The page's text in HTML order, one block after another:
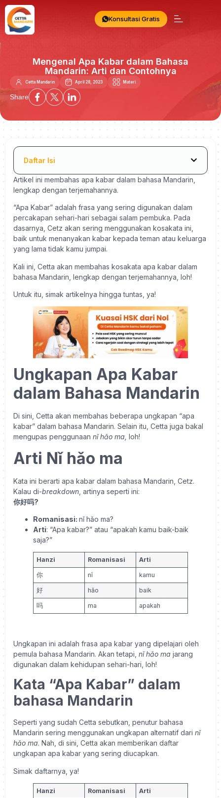
Konsultasi Gratis
Mengenal Apa Kabar dalam Bahasa
Mandarin: Arti dan Contohnya
Cetta Mandarin April 28, 2023 Materi
Share
Daftar Isi
Artikel ini membahas apa kabar dalam bahasa Mandarin,
lengkap dengan terjemahannya.
“Apa Kabar” adalah frasa yang sering digunakan dalam
percakapan sehari-hari sebagai salam pembuka. Pada
dasarnya, Cetz akan sering menggunakan kosakata ini,
baik untuk menanyakan kabar kepada teman atau keluarga
yang lama tidak kamu jumpai.
Kali ini, Cetta akan membahas kosakata apa kabar dalam
bahasa Mandarin, lengkap dengan terjemahannya, loh!
Untuk itu, simak artikelnya hingga tuntas, ya!
Ungkapan Apa Kabar
dalam Bahasa Mandarin
Di sini, Cetta akan membahas beberapa ungkapan “apa
kabar” dalam bahasa Mandarin. Selain itu, Cetta juga bakal
mengupas penggunaan nǐ hǎo ma, loh!
Arti Nǐ hǎo ma
Kata ini berarti apa kabar dalam bahasa Mandarin, Cetz.
Kalau di-breakdown , artinya seperti ini:
你好吗?
Romanisasi: nǐ hǎo ma?
Arti: “Apa kabar?” atau “apakah kamu baik-baik
saja?”
Hanzi Romanisasi Arti
你 nǐ kamu
好 hǎo baik
吗 ma apakah
Ungkapan ini adalah frasa apa kabar yang dipelajari oleh
pemula bahasa Mandarin. Akan tetapi, nǐ hǎo ma jarang
digunakan dalam kehidupan sehari-hari, loh!
Kata “Apa Kabar” dalam
bahasa Mandarin
Seperti yang sudah Cetta sebutkan, penutur bahasa
Mandarin sering menggunakan ungkapan alternatif dari nǐ
hǎo ma. Nah, di sini, Cetta akan memberikan daftar
ungkapan apa kabar yang sering diucapkan.
Simak daftarnya, ya!
Hanzi Romanisasi Arti